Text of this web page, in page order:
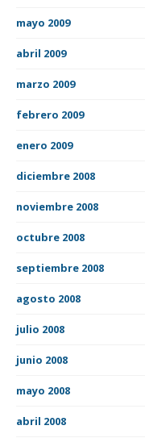
mayo 2009
abril 2009
marzo 2009
febrero 2009
enero 2009
diciembre 2008
noviembre 2008
octubre 2008
septiembre 2008
agosto 2008
julio 2008
junio 2008
mayo 2008
abril 2008